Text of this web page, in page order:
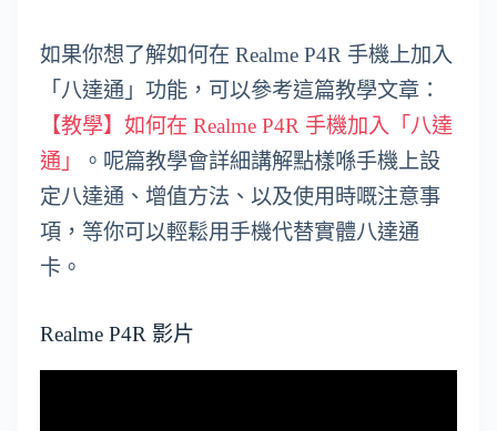
如果你想了解如何在 Realme P4R 手機上加入
「八達通」功能，可以參考這篇教學文章：
【教學】如何在 Realme P4R 手機加入「八達
通」
。呢篇教學會詳細講解點樣喺手機上設
定八達通、增值方法、以及使用時嘅注意事
項，等你可以輕鬆用手機代替實體八達通
卡。
Realme P4R 影片